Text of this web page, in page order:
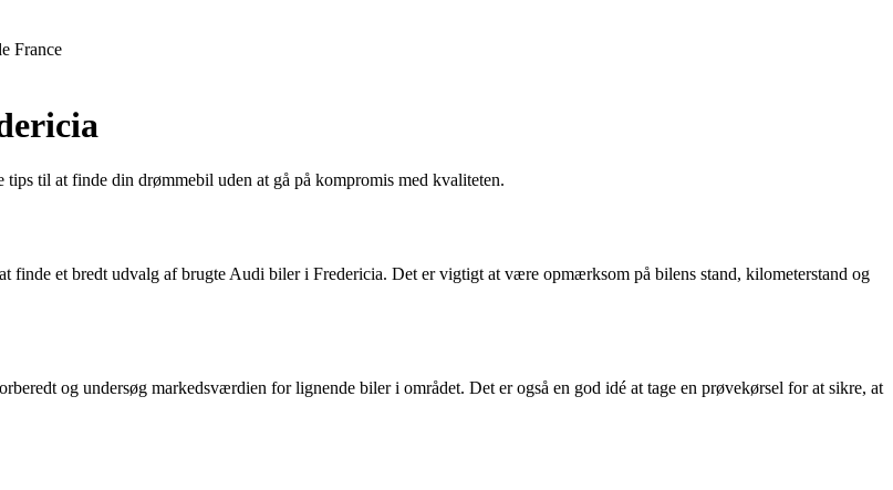
France
til at finde din drømmebil uden at gå på kompromis med kvaliteten.
finde et bredt udvalg af brugte Audi biler i Fredericia. Det er vigtigt at være opmærksom på bilens stand, kilometerstand og
og undersøg markedsværdien for lignende biler i området. Det er også en god idé at tage en prøvekørsel for at sikre, at